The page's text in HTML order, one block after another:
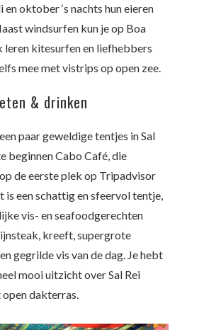
en oktober ‘s nachts hun eieren
windsurfen kun je op Boa
leren kitesurfen en liefhebbers
mee met vistrips op open zee.
& drinken
paar geweldige tentjes in Sal
beginnen Cabo Café, die
de eerste plek op Tripadvisor
is een schattig en sfeervol tentje,
vis- en seafoodgerechten
kreeft, supergrote
gegrilde vis van de dag. Je hebt
mooi uitzicht over Sal Rei
open dakterras.